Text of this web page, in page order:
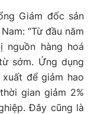
Giám đốc sản
“Từ đầu năm
hàng hoá
sớm. Ứng dụng
để giảm hao
gian giảm 2%
Đây cũng là